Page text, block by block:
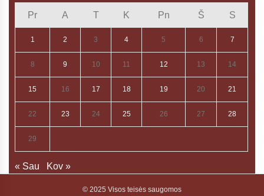
Pr A T K Pn Š S
1 2 3 4 5 6 7
8 9 10 11 12 13 14
15 16 17 18 19 20 21
22 23 24 25 26 27 28
29
« Sau Kov »
© 2025 Visos teisės saugomos